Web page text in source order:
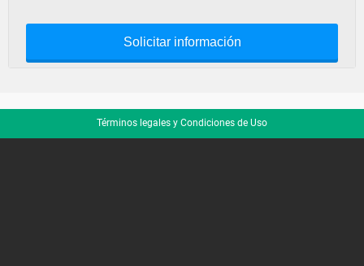
Solicitar información
Términos legales y Condiciones de Uso